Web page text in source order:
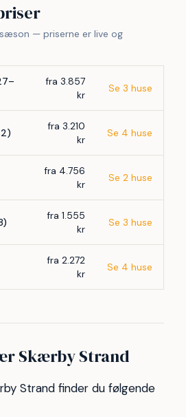
— priserne er live og
fra 3.857
kr
Se 3 huse
fra 3.210
kr
Se 4 huse
fra 4.756
kr
Se 2 huse
fra 1.555
kr
Se 3 huse
fra 2.272
kr
Se 4 huse
Skærby Strand
Strand finder du følgende